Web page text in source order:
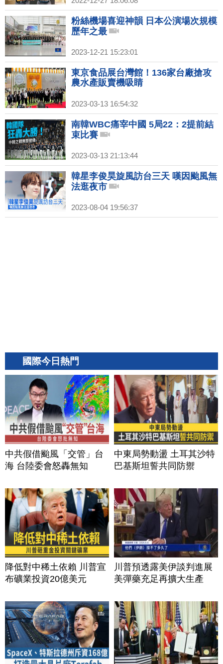
粉絲機場喜迎神韻 日本公演場次規模
歷年之最
2023-12-21 15:23:01
東京食品展台灣館！136家台廠搶攻
農水產販賣機吸睛
2023-03-13 16:54:32
南韓WBC痛宰中國 5局22：2提前結
束比賽
2023-03-13 21:13:44
韓星李俊昊旋風訪台三天 嘆因颱風無
法逛夜市
2023-08-04 19:56:37
國際今日熱門
中共假借颱風「交管」台
海 台陸委會怒轟無知
中東局勢動盪 土耳其沙特
巴基斯坦誓共同防禦
降低對中稀土依賴 川普宣
布礦業投資20億美元
川普預透露美伊談判進展
美彈藥充足再擴大生產